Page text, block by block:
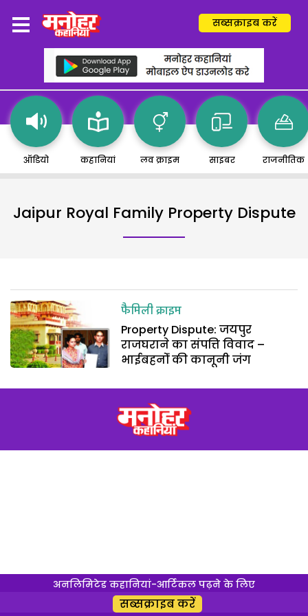
सब्सक्राइब करें
ऑडियो कहानियां लव क्राइम साइबर राजनीतिक
Jaipur Royal Family Property Dispute
फैमिली क्राइम
Property Dispute: जयपुर
राजघराने का संपत्ति विवाद –
भाईबहनोंं की कानूनी जंग
अनलिमिटेड कहानियां-आर्टिकल पढ़ने के लिए
सब्सक्राइब करें